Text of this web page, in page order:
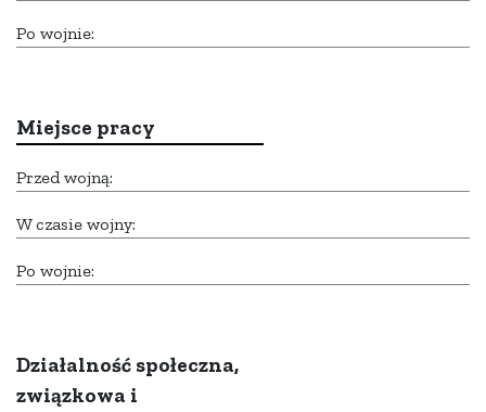
Po wojnie:
Miejsce pracy
Przed wojną:
W czasie wojny:
Po wojnie:
Działalność społeczna,
związkowa i